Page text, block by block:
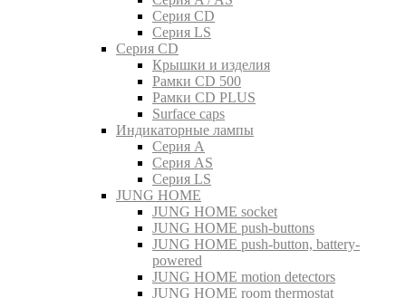
Серия CD
Серия LS
Серия CD
Крышки и изделия
Рамки CD 500
Рамки CD PLUS
Surface caps
Индикаторные лампы
Серия A
Серия AS
Серия LS
JUNG HOME
JUNG HOME socket
JUNG HOME push-buttons
JUNG HOME push-button, battery-
powered
JUNG HOME motion detectors
JUNG HOME room thermostat